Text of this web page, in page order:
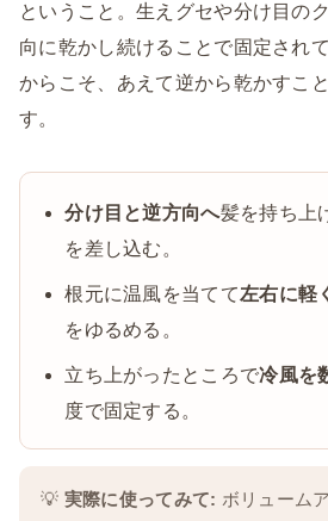
ということ。生えグセや分け目の
向に乾かし続けることで固定され
からこそ、あえて逆から乾かすこ
す。
分け目と逆方向へ髪を持ち上
を差し込む。
根元に温風を当てて左右に軽
をゆるめる。
立ち上がったところで冷風を
度で固定する。
💡 実際に使ってみて: ボリューム